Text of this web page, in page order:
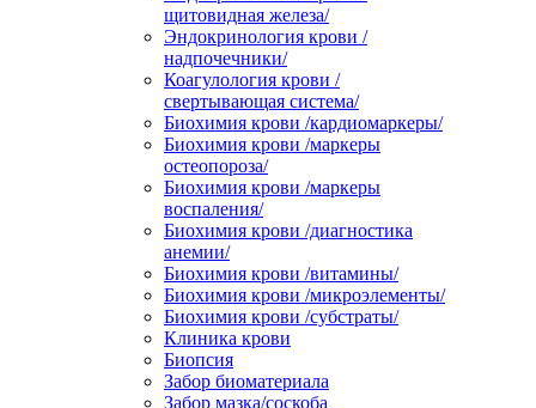
щитовидная железа/
Эндокринология крови /
надпочечники/
Коагулология крови /
свертывающая система/
Биохимия крови /кардиомаркеры/
Биохимия крови /маркеры
остеопороза/
Биохимия крови /маркеры
воспаления/
Биохимия крови /диагностика
анемии/
Биохимия крови /витамины/
Биохимия крови /микроэлементы/
Биохимия крови /субстраты/
Клиника крови
Биопсия
Забор биоматериала
Забор мазка/соскоба